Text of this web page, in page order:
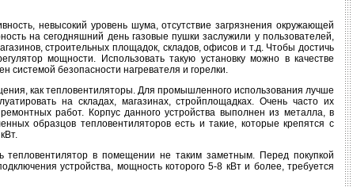
невысокий уровень шума, отсутствие загрязнения окружающей
на сегодняшний день газовые пушки заслужили у пользователей,
строительных площадок, складов, офисов и т.д. Чтобы достичь
мощности. Использовать такую установку можно в качестве
системой безопасности нагревателя и горелки.
как тепловентиляторы. Для промышленного использования лучше
на складах, магазинах, стройплощадках. Очень часто их
работ. Корпус данного устройства выполнен из металла, в
образцов тепловентиляторов есть и такие, которые крепятся с
тепловентилятор в помещении не таким заметным. Перед покупкой
устройства, мощность которого 5-8 кВт и более, требуется